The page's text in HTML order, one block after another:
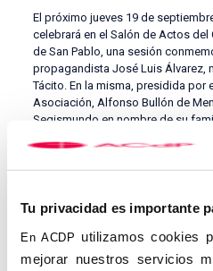
Tu privacidad es importante
En ACDP utilizamos cookies
mejorar nuestros servicios
El próximo jueves 19 de
celebrará en el Salón de Actos
de San Pablo, una sesión
propagandista José Luis Álvarez,
Tácito. En la misma, presidida por
Asociación, Alfonso Bullón de
Segismundo en nombre de su
personalidades que también
humano, jurídico y político, entre
Ortega y Díaz-Ambrona (ministro
Armiñán (letrado de Cortes y
Manzano (alcalde de Madrid entre
el Centro de Documentación,